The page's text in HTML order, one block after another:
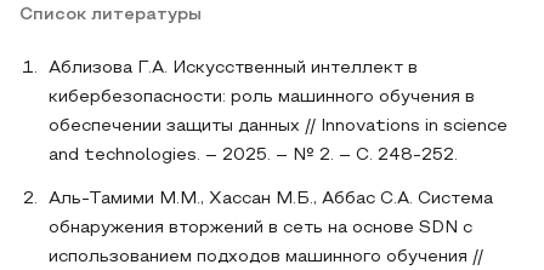
Список литературы
Аблизова Г.А. Искусственный интеллект в
кибербезопасности: роль машинного обучения в
обеспечении защиты данных // Innovations in science
and technologies. – 2025. – № 2. – С. 248-252.
Аль-Тамими М.М., Хассан М.Б., Аббас С.А. Система
обнаружения вторжений в сеть на основе SDN с
использованием подходов машинного обучения //